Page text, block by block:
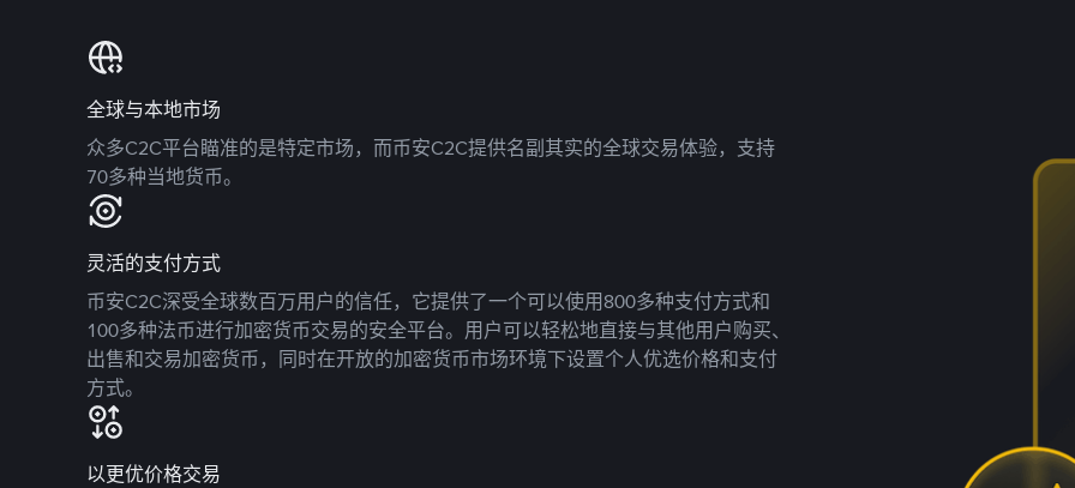
全球与本地市场
众多C2C平台瞄准的是特定市场，而币安C2C提供名副其实的全球交易体验，支持
70多种当地货币。
灵活的支付方式
币安C2C深受全球数百万用户的信任，它提供了一个可以使用800多种支付方式和
100多种法币进行加密货币交易的安全平台。用户可以轻松地直接与其他用户购买、
出售和交易加密货币，同时在开放的加密货币市场环境下设置个人优选价格和支付
方式。
以更优价格交易